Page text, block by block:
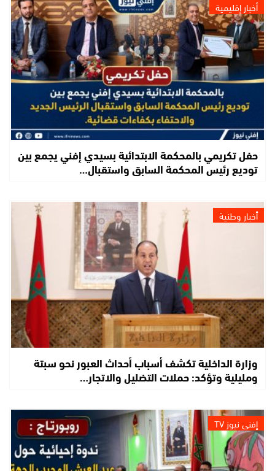
أخبار إقليمية
حفل تكريمي بالمحكمة الابتدائية بسيدي إفني يجمع بين
توديع رئيس المحكمة السابق واستقبال…
أخبار وطنية
وزارة الداخلية تكشف أسباب أحداث العبور نحو سبتة
ومليلية وتؤكد: حملات التضليل والاتجار…
إفني نيوز TV